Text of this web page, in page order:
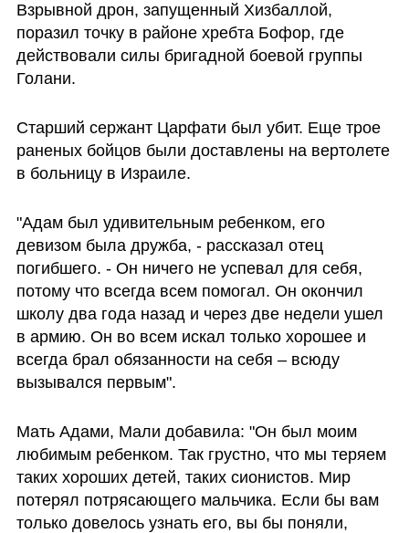
Взрывной дрон, запущенный Хизбаллой,
поразил точку в районе хребта Бофор, где
действовали силы бригадной боевой группы
Голани.
Старший сержант Царфати был убит. Еще трое
раненых бойцов были доставлены на вертолете
в больницу в Израиле.
"Адам был удивительным ребенком, его
девизом была дружба, - рассказал отец
погибшего. - Он ничего не успевал для себя,
потому что всегда всем помогал. Он окончил
школу два года назад и через две недели ушел
в армию. Он во всем искал только хорошее и
всегда брал обязанности на себя – всюду
вызывался первым".
Мать Адами, Мали добавила: "Он был моим
любимым ребенком. Так грустно, что мы теряем
таких хороших детей, таких сионистов. Мир
потерял потрясающего мальчика. Если бы вам
только довелось узнать его, вы бы поняли,